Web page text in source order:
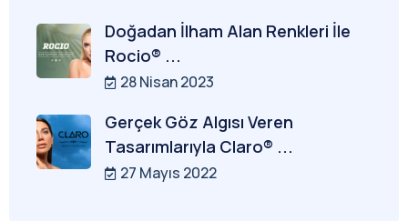
Doğadan İlham Alan Renkleri İle
Rocio® ...
28 Nisan 2023
Gerçek Göz Algısı Veren
Tasarımlarıyla Claro® ...
27 Mayıs 2022